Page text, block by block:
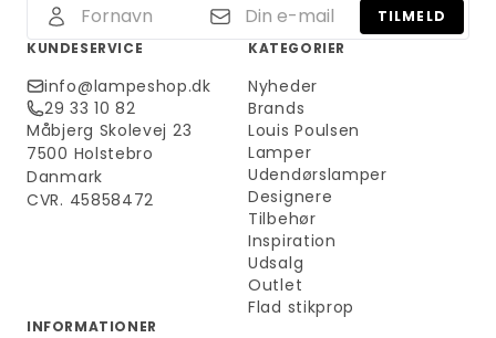
TILMELD
KUNDESERVICE
info@lampeshop.dk
29 33 10 82
Måbjerg Skolevej 23
7500 Holstebro
Danmark
CVR. 45858472
KATEGORIER
Nyheder
Brands
Louis Poulsen
Lamper
Udendørslamper
Designere
Tilbehør
Inspiration
Udsalg
Outlet
Flad stikprop
INFORMATIONER